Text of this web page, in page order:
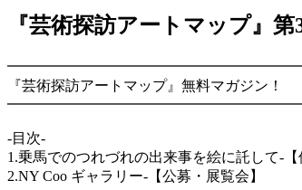
『芸術探訪アートマップ』
『芸術探訪アートマップ』無料マガジ
-目次-
1.乗馬でのつれづれの出来事を絵に託して-【
2.NY Coo ギャラリー-【公募・展覧会】